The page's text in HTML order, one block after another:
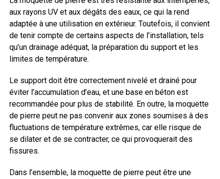
aux rayons UV et aux dégâts des eaux, ce qui la rend
adaptée à une utilisation en extérieur. Toutefois, il convient
de tenir compte de certains aspects de l’installation, tels
qu’un drainage adéquat, la préparation du support et les
limites de température.
Le support doit être correctement nivelé et drainé pour
éviter l’accumulation d’eau, et une base en béton est
recommandée pour plus de stabilité. En outre, la moquette
de pierre peut ne pas convenir aux zones soumises à des
fluctuations de température extrêmes, car elle risque de
se dilater et de se contracter, ce qui provoquerait des
fissures.
Dans l’ensemble, la moquette de pierre peut être une